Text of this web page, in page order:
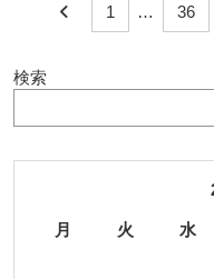
1 … 36
検索
月 火 水